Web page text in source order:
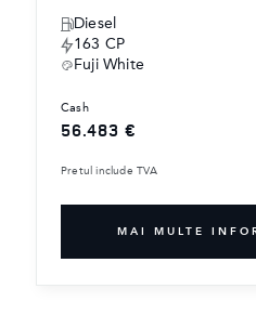
Diesel
163 CP
Fuji White
cash
56.483 €
Pretul include TVA
MAI MULTE